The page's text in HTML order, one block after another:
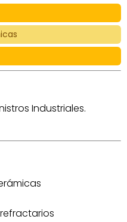
Industriales.